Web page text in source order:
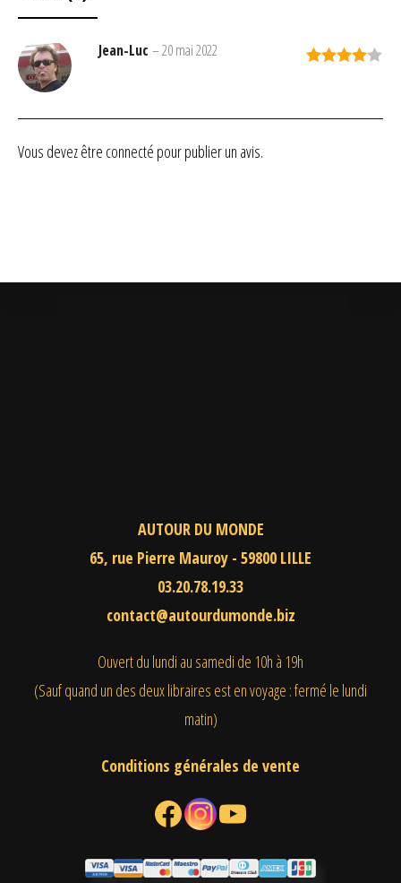
Jean-Luc –20 mai 2022
Vous devez être connecté pour publier un avis.
AUTOUR DU MONDE
65, rue Pierre Mauroy - 59800 LILLE
03.20.78.19.33
contact@autourdumonde.biz
Ouvert du lundi au samedi de 10h à 19h
(Sauf quand un des deux libraires est en voyage : fermé le lundi
matin)
Conditions générales de vente
Facebook Instagram YouTube